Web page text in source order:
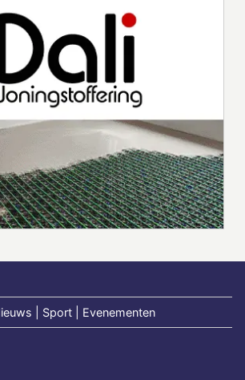
| Sport | Evenementen